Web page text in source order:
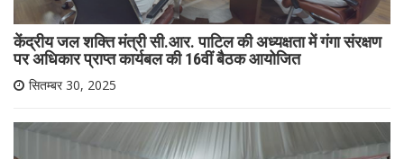
केंद्रीय जल शक्ति मंत्री सी.आर. पाटिल की अध्यक्षता में गंगा संरक्षण
पर अधिकार प्राप्त कार्यबल की 16वीं बैठक आयोजित
सितम्बर 30, 2025